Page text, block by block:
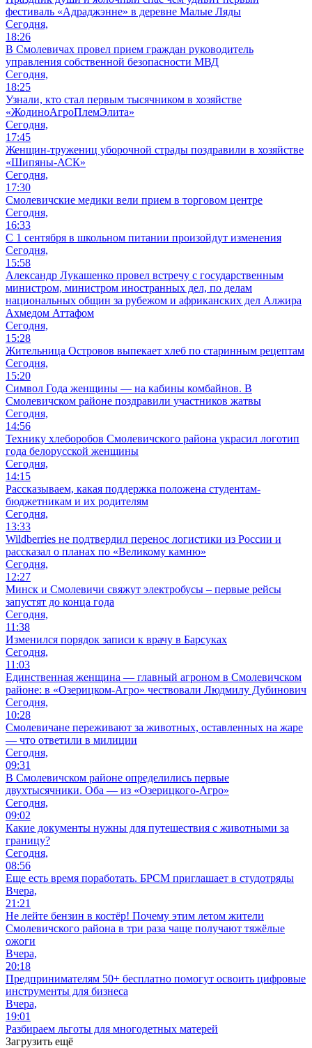
фестиваль «Адраджэнне» в деревне Малые Ляды
Сегодня,
18:26
В Смолевичах провел прием граждан руководитель
управления собственной безопасности МВД
Сегодня,
18:25
Узнали, кто стал первым тысячником в хозяйстве
«ЖодиноАгроПлемЭлита»
Сегодня,
17:45
Женщин-тружениц уборочной страды поздравили в хозяйстве
«Шипяны-АСК»
Сегодня,
17:30
Смолевичские медики вели прием в торговом центре
Сегодня,
16:33
С 1 сентября в школьном питании произойдут изменения
Сегодня,
15:58
Александр Лукашенко провел встречу с государственным
министром, министром иностранных дел, по делам
национальных общин за рубежом и африканских дел Алжира
Ахмедом Аттафом
Сегодня,
15:28
Жительница Островов выпекает хлеб по старинным рецептам
Сегодня,
15:20
Символ Года женщины — на кабины комбайнов. В
Смолевичском районе поздравили участников жатвы
Сегодня,
14:56
Технику хлеборобов Смолевичского района украсил логотип
года белорусской женщины
Сегодня,
14:15
Рассказываем, какая поддержка положена студентам-
бюджетникам и их родителям
Сегодня,
13:33
Wildberries не подтвердил перенос логистики из России и
рассказал о планах по «Великому камню»
Сегодня,
12:27
Минск и Смолевичи свяжут электробусы – первые рейсы
запустят до конца года
Сегодня,
11:38
Изменился порядок записи к врачу в Барсуках
Сегодня,
11:03
Единственная женщина — главный агроном в Смолевичском
районе: в «Озерицком-Агро» чествовали Людмилу Дубинович
Сегодня,
10:28
Смолевичане переживают за животных, оставленных на жаре
— что ответили в милиции
Сегодня,
09:31
В Смолевичском районе определились первые
двухтысячники. Оба — из «Озерицкого-Агро»
Сегодня,
09:02
Какие документы нужны для путешествия с животными за
границу?
Сегодня,
08:56
Еще есть время поработать. БРСМ приглашает в студотряды
Вчера,
21:21
Не лейте бензин в костёр! Почему этим летом жители
Смолевичского района в три раза чаще получают тяжёлые
ожоги
Вчера,
20:18
Предпринимателям 50+ бесплатно помогут освоить цифровые
инструменты для бизнеса
Вчера,
19:01
Разбираем льготы для многодетных матерей
Загрузить ещё